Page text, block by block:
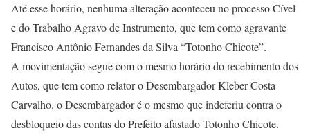
Até esse horário, nenhuma alteração aconteceu no processo Cível
e do Trabalho Agravo de Instrumento, que tem como agravante
Francisco Antônio Fernandes da Silva “Totonho Chicote”.
A movimentação segue com o mesmo horário do recebimento dos
Autos, que tem como relator o Desembargador Kleber Costa
Carvalho. o Desembargador é o mesmo que indeferiu contra o
desbloqueio das contas do Prefeito afastado Totonho Chicote.